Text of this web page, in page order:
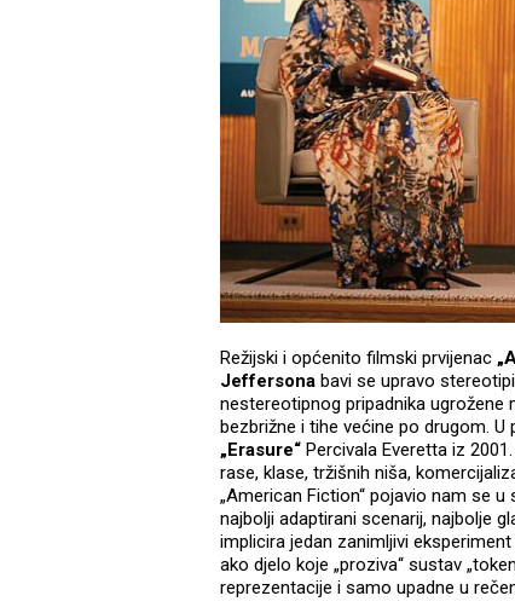
Režijski i općenito filmski prvijenac
Jeffersona bavi se upravo
nestereotipnog pripadnika
bezbrižne i tihe većine po drugom.
„Erasure“ Percivala Everetta iz
rase, klase, tržišnih niša,
„American Fiction“ pojavio nam se u
najbolji adaptirani scenarij, najbolje
implicira jedan zanimljivi
ako djelo koje „proziva“ sustav
reprezentacije i samo upadne u